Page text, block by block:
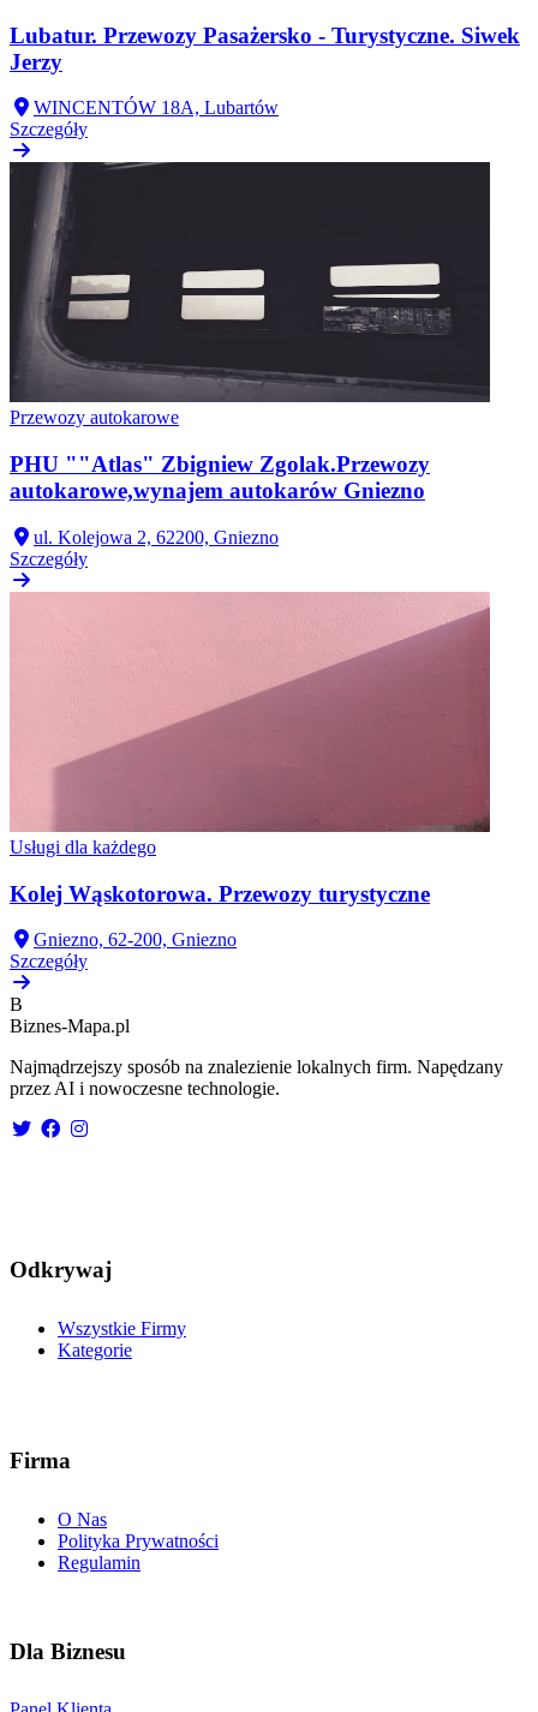
Lubatur. Przewozy Pasażersko - Turystyczne. Siwek
Jerzy
WINCENTÓW 18A, Lubartów
Szczegóły
Przewozy autokarowe
PHU ""Atlas" Zbigniew Zgolak.Przewozy
autokarowe,wynajem autokarów Gniezno
ul. Kolejowa 2, 62200, Gniezno
Szczegóły
Usługi dla każdego
Kolej Wąskotorowa. Przewozy turystyczne
Gniezno, 62-200, Gniezno
Szczegóły
B
Biznes-Mapa.pl
Najmądrzejszy sposób na znalezienie lokalnych firm. Napędzany
przez AI i nowoczesne technologie.
Odkrywaj
Wszystkie Firmy
Kategorie
Firma
O Nas
Polityka Prywatności
Regulamin
Dla Biznesu